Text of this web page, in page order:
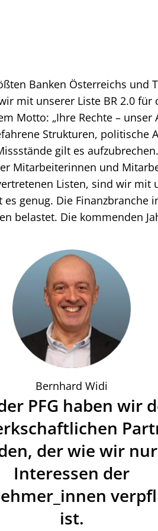
Banken Österreichs und
mit unserer Liste BR 2.0
Motto: „Ihre Rechte –
Strukturen, politische
gilt es
Mitarbeiterinnen und
Listen, sind wir mit
genug. Die Finanzbranche
belastet. Die kommenden
Bernhard Widi
PFG haben wir
der wie wir
Interessen der
ist.